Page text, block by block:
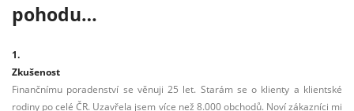
pohodu…
1.
Finančnímu poradenství se věnuji 25 let. Starám se o klienty a klientské
rodiny po celé ČR. Uzavřela jsem více než 8.000 obchodů. Noví zákazníci mi